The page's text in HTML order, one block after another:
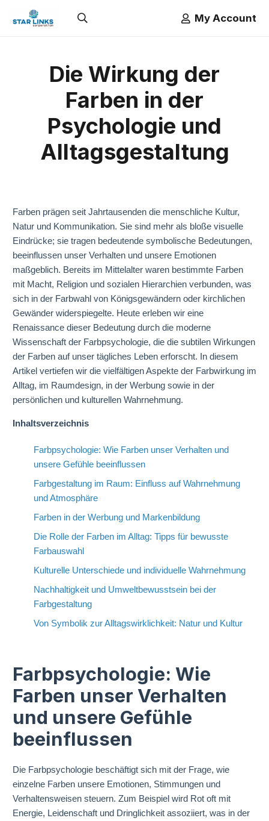
My Account
Die Wirkung der
Farben in der
Psychologie und
Alltagsgestaltung
Farben prägen seit Jahrtausenden die menschliche Kultur,
Natur und Kommunikation. Sie sind mehr als bloße visuelle
Eindrücke; sie tragen bedeutende symbolische Bedeutungen,
beeinflussen unser Verhalten und unsere Emotionen
maßgeblich. Bereits im Mittelalter waren bestimmte Farben
mit Macht, Religion und sozialen Hierarchien verbunden, was
sich in der Farbwahl von Königsgewändern oder kirchlichen
Gewänder widerspiegelte. Heute erleben wir eine
Renaissance dieser Bedeutung durch die moderne
Wissenschaft der Farbpsychologie, die die subtilen Wirkungen
der Farben auf unser tägliches Leben erforscht. In diesem
Artikel vertiefen wir die vielfältigen Aspekte der Farbwirkung im
Alltag, im Raumdesign, in der Werbung sowie in der
persönlichen und kulturellen Wahrnehmung.
Inhaltsverzeichnis
Farbpsychologie: Wie Farben unser Verhalten und
unsere Gefühle beeinflussen
Farbgestaltung im Raum: Einfluss auf Wahrnehmung
und Atmosphäre
Farben in der Werbung und Markenbildung
Die Rolle der Farben im Alltag: Tipps für bewusste
Farbauswahl
Kulturelle Unterschiede und individuelle Wahrnehmung
Nachhaltigkeit und Umweltbewusstsein bei der
Farbgestaltung
Von Symbolik zur Alltagswirklichkeit: Natur und Kultur
Farbpsychologie: Wie
Farben unser Verhalten
und unsere Gefühle
beeinflussen
Die Farbpsychologie beschäftigt sich mit der Frage, wie
einzelne Farben unsere Emotionen, Stimmungen und
Verhaltensweisen steuern. Zum Beispiel wird Rot oft mit
Energie, Leidenschaft und Dringlichkeit assoziiert, was in der